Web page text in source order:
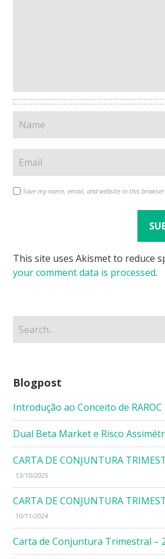
Save my name, email, and website in this
This site uses Akismet to reduce
your comment data is processed.
Blogpost
Introdução ao Conceito de RAROC
Dual Beta Market e Risco
CARTA DE CONJUNTURA
13/10/2025
CARTA DE CONJUNTURA
10/11/2024
Carta de Conjuntura Trimestral –